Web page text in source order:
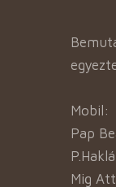
Mobil:
Pap
Mig